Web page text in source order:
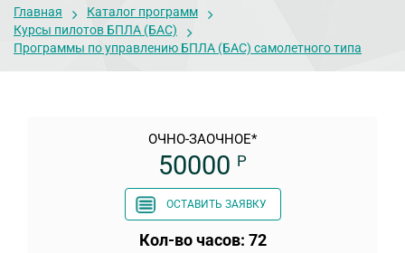
Главная
Каталог программ
Курсы пилотов БПЛА (БАС)
Программы по управлению БПЛА (БАС) самолетного типа
ОЧНО-ЗАОЧНОЕ*
50000 Р
ОСТАВИТЬ ЗАЯВКУ
Кол-во часов: 72